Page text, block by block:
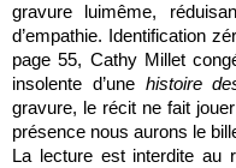
gravure luimême,
d’empathie. Identification
page 55, Cathy Millet
insolente d’une histoire
gravure, le récit ne fait
présence nous aurons le
La lecture est interdite au